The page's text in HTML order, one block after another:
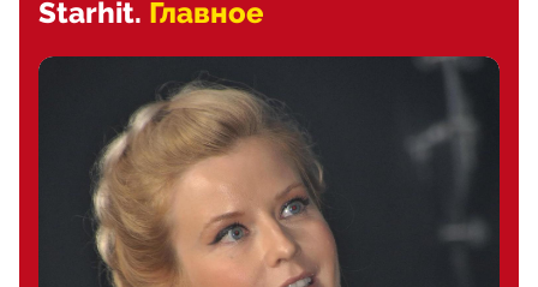
Starhit. Главное